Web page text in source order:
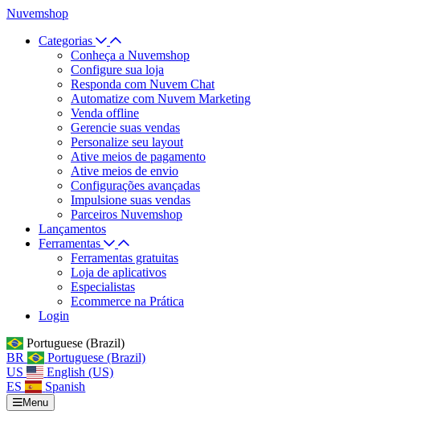
Nuvemshop
Categorias
Conheça a Nuvemshop
Configure sua loja
Responda com Nuvem Chat
Automatize com Nuvem Marketing
Venda offline
Gerencie suas vendas
Personalize seu layout
Ative meios de pagamento
Ative meios de envio
Configurações avançadas
Impulsione suas vendas
Parceiros Nuvemshop
Lançamentos
Ferramentas
Ferramentas gratuitas
Loja de aplicativos
Especialistas
Ecommerce na Prática
Login
Portuguese (Brazil)
BR
Portuguese (Brazil)
US
English (US)
ES
Spanish
Menu